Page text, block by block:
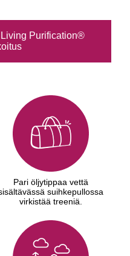
Purification®
Pari öljytippaa vettä
suihkepullossa
virkistää treeniä.